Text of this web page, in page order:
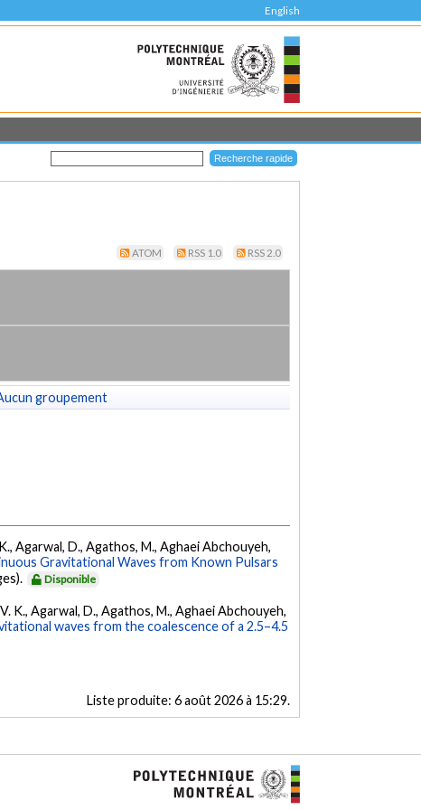
English
ATOM RSS 1.0 RSS 2.0
groupement
Agarwal, D., Agathos, M., Aghaei Abchouyeh,
Gravitational Waves from Known Pulsars
Disponible
K., Agarwal, D., Agathos, M., Aghaei Abchouyeh,
waves from the coalescence of a 2.5–4.5
Liste produite: 6 août 2026 à 15:29.